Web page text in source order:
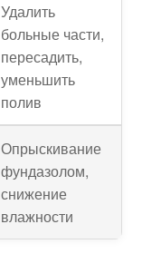
Удалить
больные части,
пересадить,
уменьшить
полив
Опрыскивание
фундазолом,
снижение
влажности